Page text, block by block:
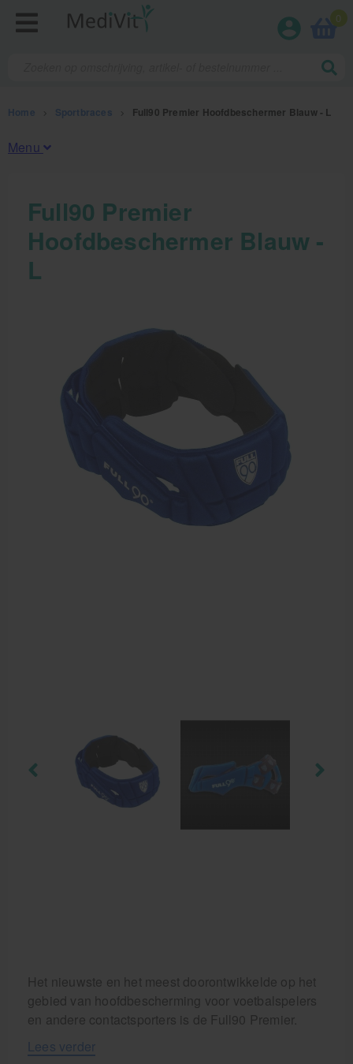
0
Home Sportbraces Full90 Premier Hoofdbeschermer Blauw - L
Menu
Fysiotherapieproducten
Verbruiksmaterialen
Massage
Elleboogbrace
Rugbrace
Enkelbrace
Kniebrace
Pols- en duimbrace
Compressiekleding
Aanbiedingen groothandel fysiotherapie en massage
Cursussen
Full90 Premier
Hoofdbeschermer Blauw -
L
Het nieuwste en het meest doorontwikkelde op het
gebied van hoofdbescherming voor voetbalspelers
en andere contactsporters is de Full90 Premier.
Lees verder